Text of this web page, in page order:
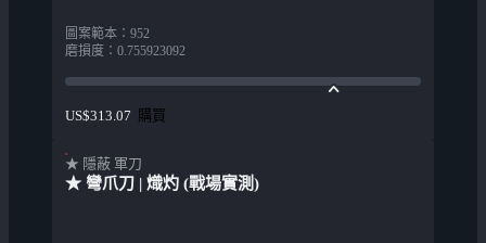
圖案範本 ： 952
磨損度 ： 0.755923092
US$313.07 購買
★ 隱蔽 軍刀
★ 彎爪刀 | 熾灼 (戰場實測)